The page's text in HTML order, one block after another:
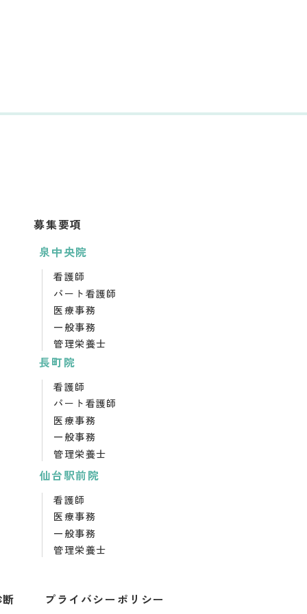
募集要項
泉中央院
看護師
パート看護師
医療事務
一般事務
管理栄養士
長町院
看護師
パート看護師
医療事務
一般事務
管理栄養士
仙台駅前院
看護師
医療事務
一般事務
管理栄養士
プライバシーポリシー